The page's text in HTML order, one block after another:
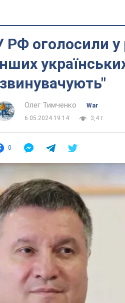
РФ оголосили у
Олег Тимченко
War
6.05.2024 19:14
3,4 т.
0